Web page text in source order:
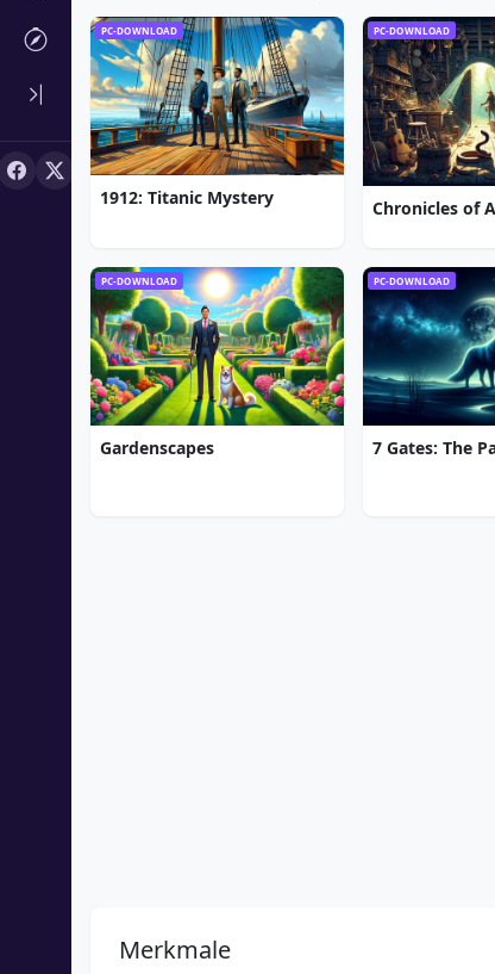
PC-DOWNLOAD
1912: Titanic Mystery
PC-DOWNLOAD
PC-DOWNLOAD
Gardenscapes
PC-DOWNLOAD
Merkmale